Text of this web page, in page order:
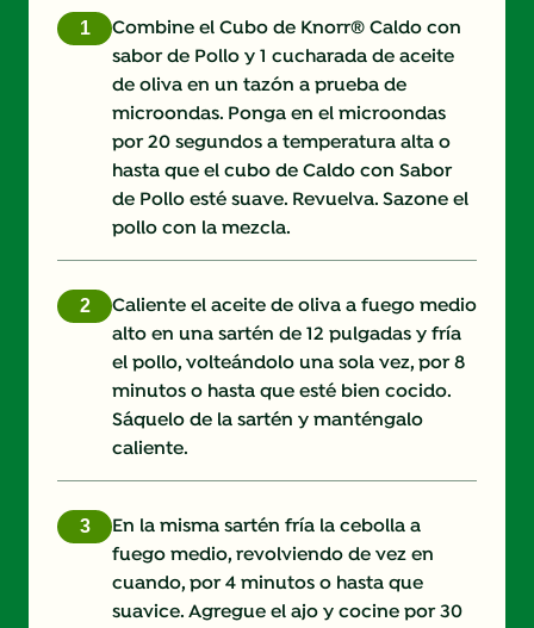
Fibre (g)
Combine el Cubo de Knorr® Caldo con
sabor de Pollo y 1 cucharada de aceite
de oliva en un tazón a prueba de
microondas. Ponga en el microondas
por 20 segundos a temperatura alta o
hasta que el cubo de Caldo con Sabor
de Pollo esté suave. Revuelva. Sazone el
pollo con la mezcla.
Caliente el aceite de oliva a fuego medio
alto en una sartén de 12 pulgadas y fría
el pollo, volteándolo una sola vez, por 8
minutos o hasta que esté bien cocido.
Sáquelo de la sartén y manténgalo
caliente.
En la misma sartén fría la cebolla a
fuego medio, revolviendo de vez en
cuando, por 4 minutos o hasta que
suavice. Agregue el ajo y cocine por 30